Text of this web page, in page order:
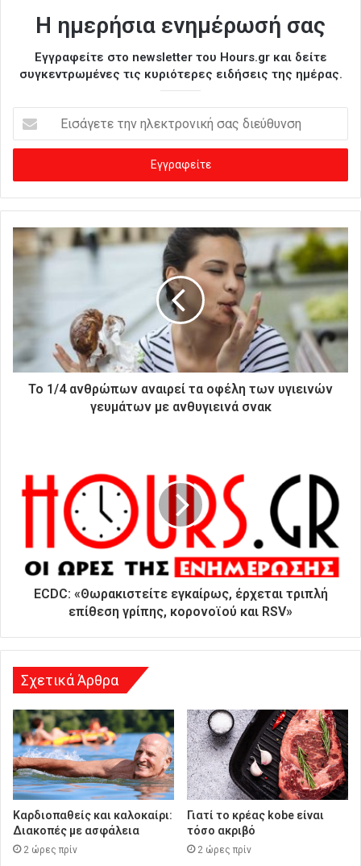
Η ημερήσια ενημέρωσή σας
Εγγραφείτε στο newsletter του Hours.gr και δείτε
συγκεντρωμένες τις κυριότερες ειδήσεις της ημέρας.
σ
γ
ε
ε
τ
ν
Το 1/4 ανθρώπων αναιρεί τα οφέλη των υγιεινών
γευμάτων με ανθυγιεινά σνακ
ECDC: «Θωρακιστείτε εγκαίρως, έρχεται τριπλή
επίθεση γρίπης, κορονοϊού και RSV»
Σχετικά Άρθρα
Καρδιοπαθείς και καλοκαίρι:
Διακοπές με ασφάλεια
2 ώρες πρίν
Γιατί το κρέας kobe είναι
τόσο ακριβό
2 ώρες πρίν